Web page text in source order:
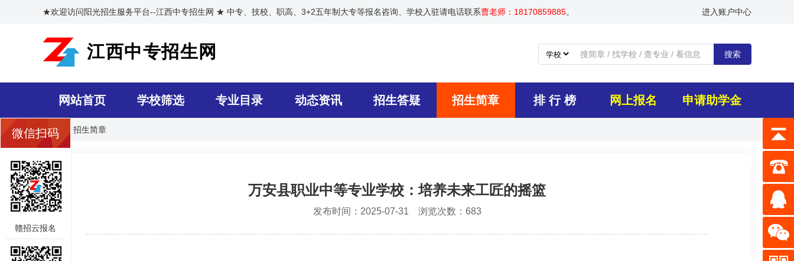
★欢迎访问阳光招生服务平台--江西中专招生网 ★ 中专、技校、职高、3+2五年制大专等报名咨询、学校入驻请电话联系曹老师：18170859885。 进入账户中心
江西中专招生网 搜索
网站首页 学校筛选 专业目录 动态资讯 招生答疑 招生简章 排 行 榜 网上报名 申请助学金
首页 招生简章
万安县职业中等专业学校：培养未来工匠的摇篮
发布时间：2025-07-31 浏览次数：683
微信扫码
赣招云报名